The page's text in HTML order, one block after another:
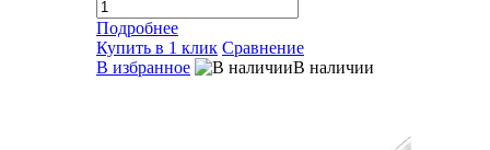
Подробнее
Купить в 1 клик Сравнение
В избранное
В наличии